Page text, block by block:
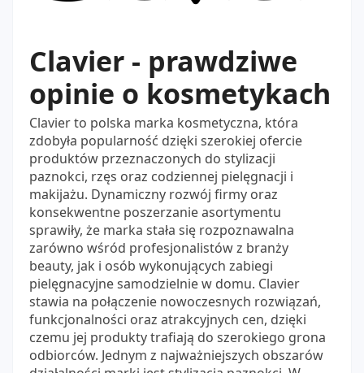
Clavier - prawdziwe
opinie o kosmetykach
Clavier to polska marka kosmetyczna, która
zdobyła popularność dzięki szerokiej ofercie
produktów przeznaczonych do stylizacji
paznokci, rzęs oraz codziennej pielęgnacji i
makijażu. Dynamiczny rozwój firmy oraz
konsekwentne poszerzanie asortymentu
sprawiły, że marka stała się rozpoznawalna
zarówno wśród profesjonalistów z branży
beauty, jak i osób wykonujących zabiegi
pielęgnacyjne samodzielnie w domu. Clavier
stawia na połączenie nowoczesnych rozwiązań,
funkcjonalności oraz atrakcyjnych cen, dzięki
czemu jej produkty trafiają do szerokiego grona
odbiorców. Jednym z najważniejszych obszarów